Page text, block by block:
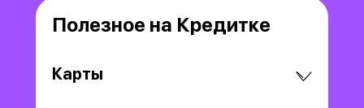
Полезное на Кредитке
Карты